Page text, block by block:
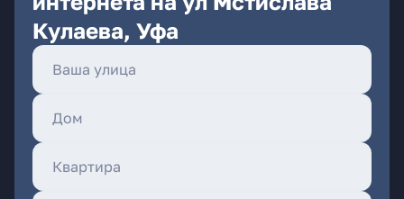
Кулаева, Уфа